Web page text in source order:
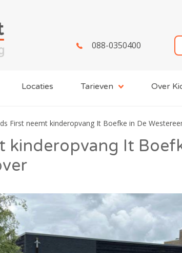
088-0350400
Locaties Tarieven Over
First neemt kinderopvang It Boefke in De
kinderopvang It